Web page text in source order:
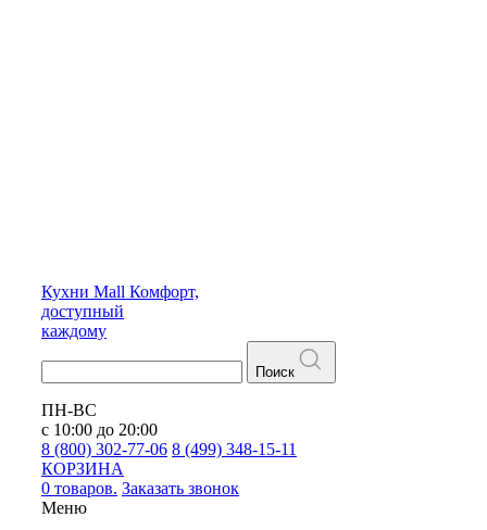
Кухни Mall Комфорт,
доступный
каждому
Поиск
ПН-ВС
с 10:00 до 20:00
8 (800) 302-77-06 8 (499) 348-15-11
КОРЗИНА
0 товаров. Заказать звонок
Меню